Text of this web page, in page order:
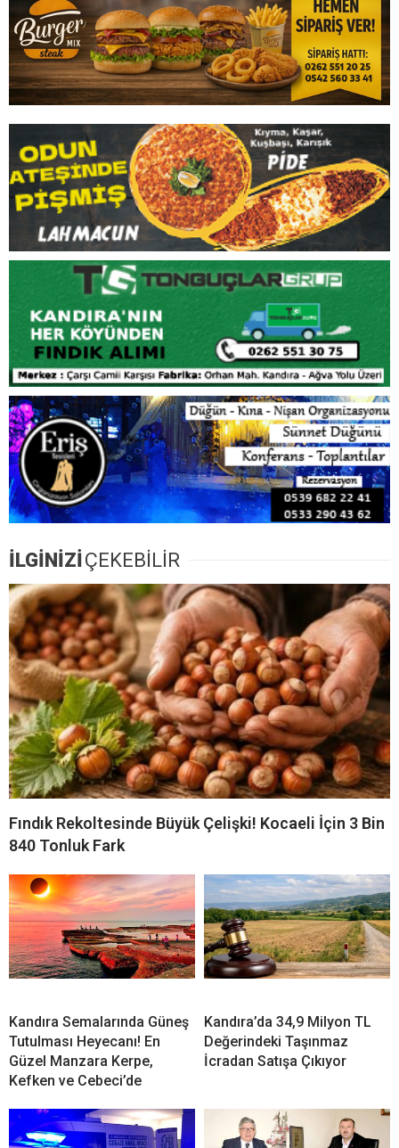
İLGİNİZİÇEKEBİLİR
Fındık Rekoltesinde Büyük Çelişki! Kocaeli İçin 3 Bin
840 Tonluk Fark
Kandıra Semalarında Güneş
Tutulması Heyecanı! En
Güzel Manzara Kerpe,
Kefken ve Cebeci’de
Kandıra’da 34,9 Milyon TL
Değerindeki Taşınmaz
İcradan Satışa Çıkıyor